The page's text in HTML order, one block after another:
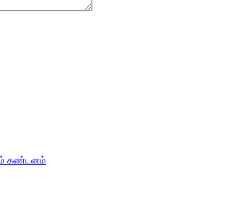
கண்டனம்